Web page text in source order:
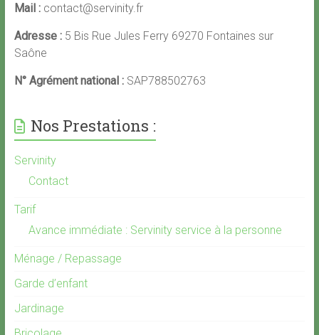
Mail :contact@servinity.fr
Adresse :5 Bis Rue Jules Ferry 69270 Fontaines sur
Saône
N° Agrément national :SAP788502763
Nos Prestations :
Servinity
Contact
Tarif
Avance immédiate : Servinity service à la personne
Ménage / Repassage
Garde d’enfant
Jardinage